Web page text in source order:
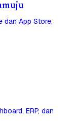
dan App Store,
ERP, dan